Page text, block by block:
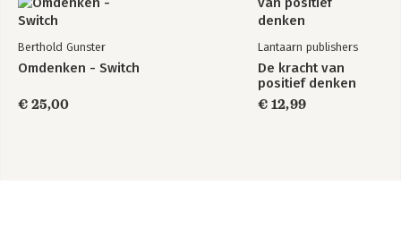
Berthold Gunster
Omdenken - Switch
€ 25,00
Lantaarn publishers
De kracht van
positief denken
€ 12,99